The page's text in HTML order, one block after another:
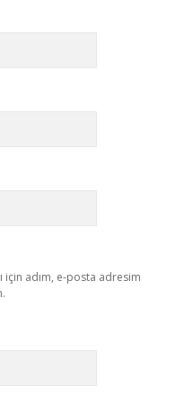
için adım, e-posta adresim